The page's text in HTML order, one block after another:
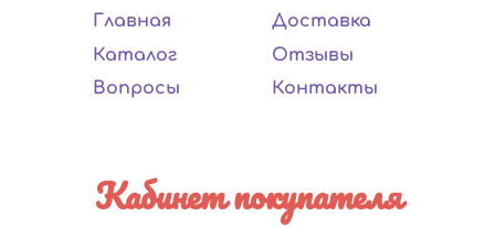
Главная
Каталог
Вопросы
Доставка
Отзывы
Контакты
Кабинет покупателя